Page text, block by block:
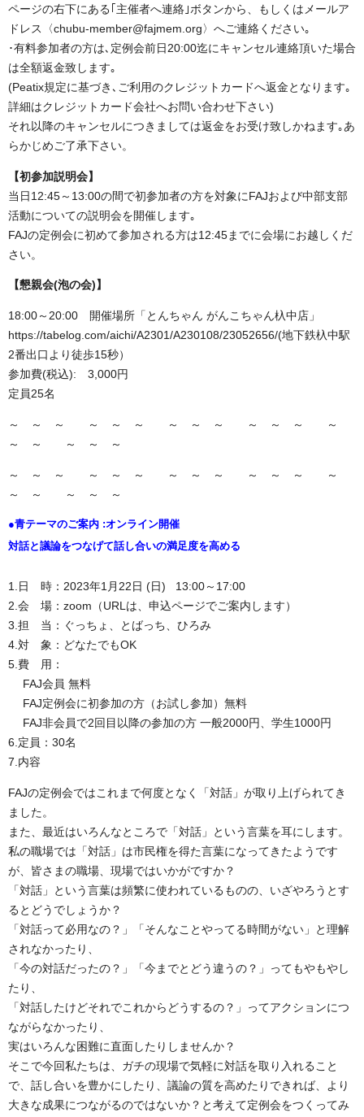
ページの右下にある｢主催者へ連絡｣ボタンから、もしくはメールア
ドレス〈chubu-member@fajmem.org〉へご連絡ください｡
･有料参加者の方は､定例会前日20:00迄にキャンセル連絡頂いた場合
は全額返金致します｡
(Peatix規定に基づき､ご利用のクレジットカードへ返金となります｡
詳細はクレジットカード会社へお問い合わせ下さい)
それ以降のキャンセルにつきましては返金をお受け致しかねます｡あ
らかじめご了承下さい。
【初参加説明会】
当日12:45～13:00の間で初参加者の方を対象にFAJおよび中部支部
活動についての説明会を開催します｡
FAJの定例会に初めて参加される方は12:45までに会場にお越しくだ
さい。
【懇親会(泡の会)】
18:00～20:00 開催場所「とんちゃん がんこちゃん杁中店」
https://tabelog.com/aichi/A2301/A230108/23052656/(地下鉄杁中駅
2番出口より徒歩15秒）
参加費(税込): 3,000円
定員25名
～ ～ ～ ～ ～ ～ ～ ～ ～ ～ ～ ～ ～
～ ～ ～ ～ ～
～ ～ ～ ～ ～ ～ ～ ～ ～ ～ ～ ～ ～
～ ～ ～ ～ ～
●青テーマのご案内 :オンライン開催
対話と議論をつなげて話し合いの満足度を高める
1.日 時：2023年1月22日 (日) 13:00～17:00
2.会 場：zoom（URLは、申込ページでご案内します）
3.担 当：ぐっちょ、とばっち、ひろみ
4.対 象：どなたでもOK
5.費 用：
FAJ会員 無料
FAJ定例会に初参加の方（お試し参加）無料
FAJ非会員で2回目以降の参加の方 一般2000円、学生1000円
6.定員：30名
7.内容
FAJの定例会ではこれまで何度となく「対話」が取り上げられてき
ました。
また、最近はいろんなところで「対話」という言葉を耳にします。
私の職場では「対話」は市民権を得た言葉になってきたようです
が、皆さまの職場、現場ではいかがですか？
「対話」という言葉は頻繁に使われているものの、いざやろうとす
るとどうでしょうか？
「対話って必用なの？」「そんなことやってる時間がない」と理解
されなかったり、
「今の対話だったの？」「今までとどう違うの？」ってもやもやし
たり、
「対話したけどそれでこれからどうするの？」ってアクションにつ
ながらなかったり、
実はいろんな困難に直面したりしませんか？
そこで今回私たちは、ガチの現場で気軽に対話を取り入れること
で、話し合いを豊かにしたり、議論の質を高めたりできれば、より
大きな成果につながるのではないか？と考えて定例会をつくってみ